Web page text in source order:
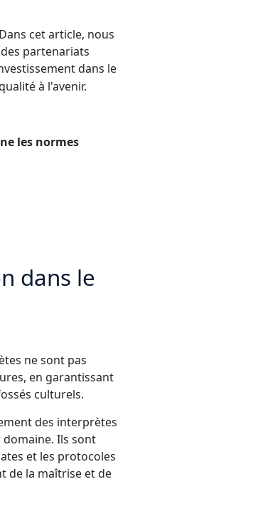
cet article, nous
partenariats
dans le
à l'avenir.
les normes
dans le
ne sont pas
en garantissant
culturels.
des interprètes
Ils sont
et les protocoles
de la maîtrise et de